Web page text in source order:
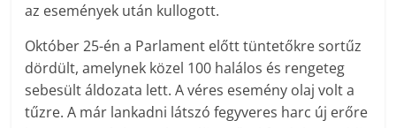
az események után kullogott.
Október 25-én a Parlament előtt tüntetőkre sortűz
dördült, amelynek közel 100 halálos és rengeteg
sebesült áldozata lett. A véres esemény olaj volt a
tűzre. A már lankadni látszó fegyveres harc új erőre